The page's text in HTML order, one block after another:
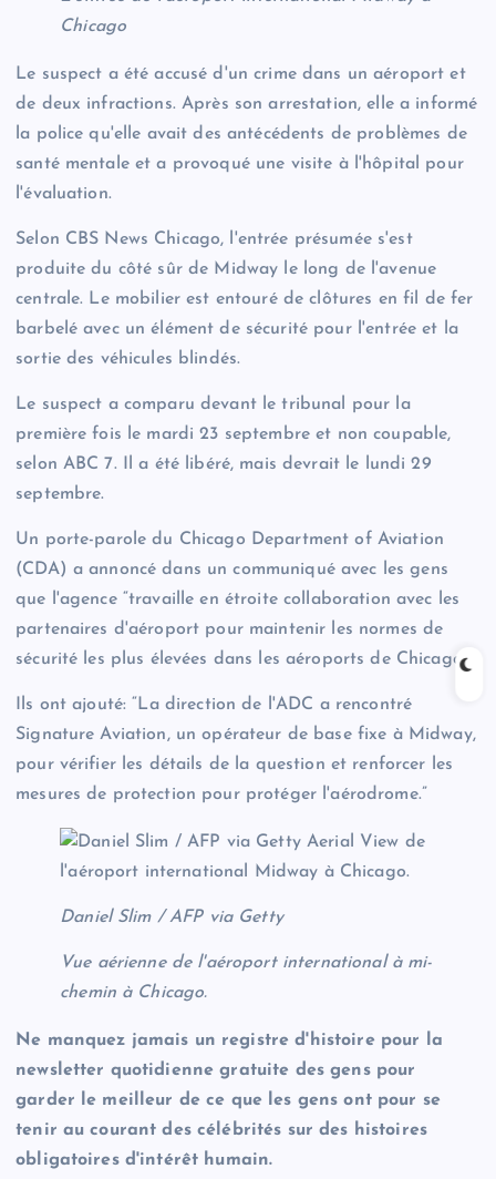
Chicago
Le suspect a été accusé d'un crime dans un aéroport et
de deux infractions. Après son arrestation, elle a informé
la police qu'elle avait des antécédents de problèmes de
santé mentale et a provoqué une visite à l'hôpital pour
l'évaluation.
Selon CBS News Chicago, l'entrée présumée s'est
produite du côté sûr de Midway le long de l'avenue
centrale. Le mobilier est entouré de clôtures en fil de fer
barbelé avec un élément de sécurité pour l'entrée et la
sortie des véhicules blindés.
Le suspect a comparu devant le tribunal pour la
première fois le mardi 23 septembre et non coupable,
selon ABC 7. Il a été libéré, mais devrait le lundi 29
septembre.
Un porte-parole du Chicago Department of Aviation
(CDA) a annoncé dans un communiqué avec les gens
que l'agence “travaille en étroite collaboration avec les
partenaires d'aéroport pour maintenir les normes de
sécurité les plus élevées dans les aéroports de Chicago”.
Ils ont ajouté: “La direction de l'ADC a rencontré
Signature Aviation, un opérateur de base fixe à Midway,
pour vérifier les détails de la question et renforcer les
mesures de protection pour protéger l'aérodrome.”
Daniel Slim / AFP via Getty
Vue aérienne de l'aéroport international à mi-
chemin à Chicago.
Ne manquez jamais un registre d'histoire pour la
newsletter quotidienne gratuite des gens pour
garder le meilleur de ce que les gens ont pour se
tenir au courant des célébrités sur des histoires
obligatoires d'intérêt humain.